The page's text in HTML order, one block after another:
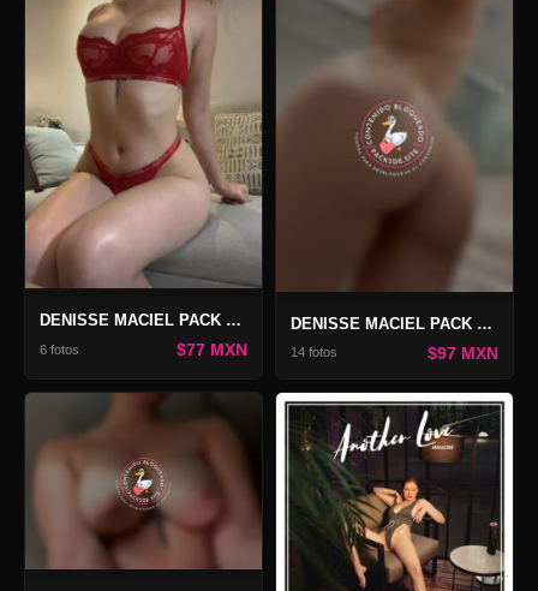
DENISSE MACIEL PACK LOUNGE ROJO
6 fotos $77 MXN
DENISSE MACIEL PACK ONLY 2
14 fotos $97 MXN